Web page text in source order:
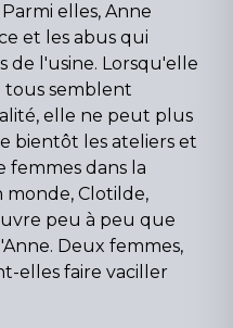
elles, Anne
et les abus qui
de l'usine. Lorsqu'elle
semblent
elle ne peut plus
bientôt les ateliers et
femmes dans la
monde, Clotilde,
peu à peu que
Deux femmes,
elles faire vaciller